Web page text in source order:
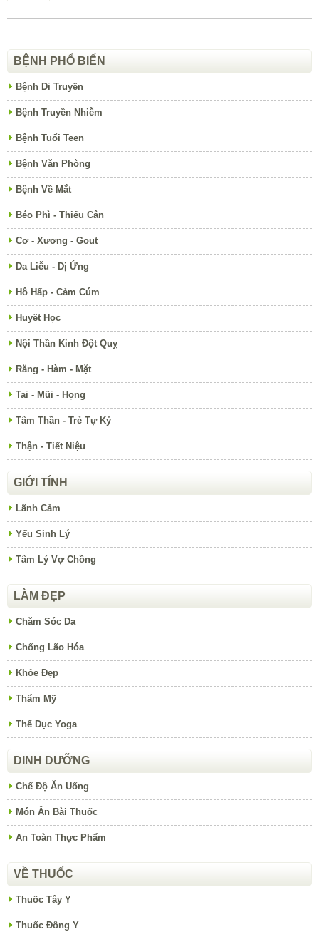
BỆNH PHỔ BIẾN
Bệnh Di Truyền
Bệnh Truyền Nhiễm
Bệnh Tuổi Teen
Bệnh Văn Phòng
Bệnh Về Mắt
Béo Phì - Thiếu Cân
Cơ - Xương - Gout
Da Liễu - Dị Ứng
Hô Hấp - Cảm Cúm
Huyết Học
Nội Thần Kinh Đột Quỵ
Răng - Hàm - Mặt
Tai - Mũi - Họng
Tâm Thần - Trẻ Tự Kỷ
Thận - Tiết Niệu
GIỚI TÍNH
Lãnh Cảm
Yếu Sinh Lý
Tâm Lý Vợ Chồng
LÀM ĐẸP
Chăm Sóc Da
Chống Lão Hóa
Khỏe Đẹp
Thẩm Mỹ
Thể Dục Yoga
DINH DƯỠNG
Chế Độ Ăn Uống
Món Ăn Bài Thuốc
An Toàn Thực Phẩm
VỀ THUỐC
Thuốc Tây Y
Thuốc Đông Y